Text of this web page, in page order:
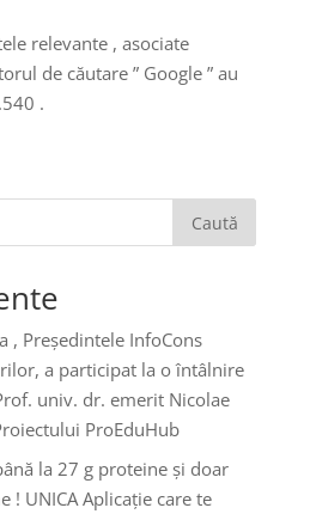
relevante , asociate
de căutare ” Google ” au
.
Caută
, Președintele InfoCons
a participat la o întâlnire
univ. dr. emerit Nicolae
ProEduHub
la 27 g proteine și doar
! UNICA Aplicație care te